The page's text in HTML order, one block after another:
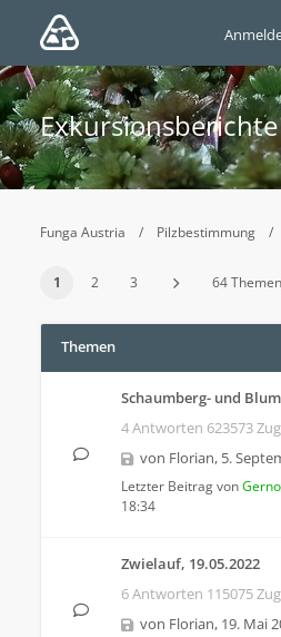
Exkursionsberichte
Funga Austria Pilzbestimmung
1 2 3 64 Themen
Themen
Schaumberg- und
4 Antworten 623573
von Florian, 5.
Letzter Beitrag von
18:34
Zwielauf, 19.05.2022
6 Antworten 115075
von Florian, 19. Mai